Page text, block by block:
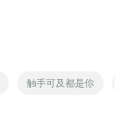
触手可及都是你